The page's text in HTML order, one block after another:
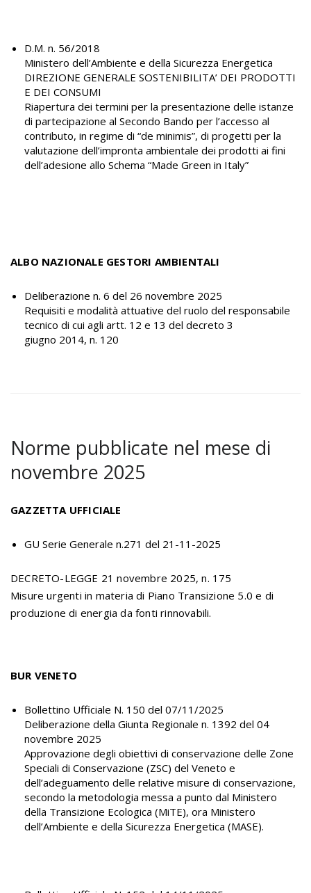
D.M. n. 56/2018
Ministero dell’Ambiente e della Sicurezza Energetica
DIREZIONE GENERALE SOSTENIBILITA’ DEI PRODOTTI
E DEI CONSUMI
Riapertura dei termini per la presentazione delle istanze
di partecipazione al Secondo Bando per l’accesso al
contributo, in regime di “de minimis”, di progetti per la
valutazione dell’impronta ambientale dei prodotti ai fini
dell’adesione allo Schema “Made Green in Italy”
ALBO NAZIONALE GESTORI AMBIENTALI
Deliberazione n. 6 del 26 novembre 2025
Requisiti e modalità attuative del ruolo del responsabile
tecnico di cui agli artt. 12 e 13 del decreto 3
giugno 2014, n. 120
Norme pubblicate nel mese di
novembre 2025
GAZZETTA UFFICIALE
GU Serie Generale n.271 del 21-11-2025
DECRETO-LEGGE 21 novembre 2025, n. 175
Misure urgenti in materia di Piano Transizione 5.0 e di
produzione di energia da fonti rinnovabili.
BUR VENETO
Bollettino Ufficiale N. 150 del 07/11/2025
Deliberazione della Giunta Regionale n. 1392 del 04
novembre 2025
Approvazione degli obiettivi di conservazione delle Zone
Speciali di Conservazione (ZSC) del Veneto e
dell’adeguamento delle relative misure di conservazione,
secondo la metodologia messa a punto dal Ministero
della Transizione Ecologica (MiTE), ora Ministero
dell’Ambiente e della Sicurezza Energetica (MASE).